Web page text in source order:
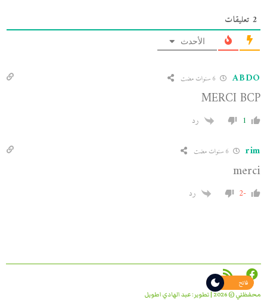
2 تعليقات
الأحدث
ABDO
MERCI BCP
1 رد
rim
merci
-2 رد
محفظتي © 2026 | تطوير: عبد الهادي اطويل
فاتح